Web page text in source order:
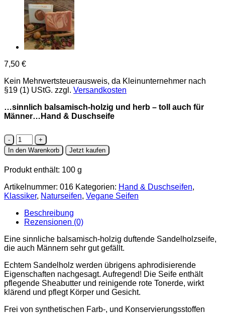
7,50 €
Kein Mehrwertsteuerausweis, da Kleinunternehmer nach
§19 (1) UStG. zzgl. Versandkosten
…sinnlich balsamisch-holzig und herb – toll auch für
Männer…Hand & Duschseife
Sandelholz
Hand
&
Duschseife
Menge
In den Warenkorb Jetzt kaufen
Produkt enthält: 100 g
Artikelnummer: 016 Kategorien: Hand & Duschseifen,
Klassiker, Naturseifen, Vegane Seifen
Beschreibung
Rezensionen (0)
Eine sinnliche balsamisch-holzig duftende Sandelholzseife,
die auch Männern sehr gut gefällt.
Echtem Sandelholz werden übrigens aphrodisierende
Eigenschaften nachgesagt. Aufregend! Die Seife enthält
pflegende Sheabutter und reinigende rote Tonerde, wirkt
klärend und pflegt Körper und Gesicht.
Frei von synthetischen Farb-, und Konservierungsstoffen